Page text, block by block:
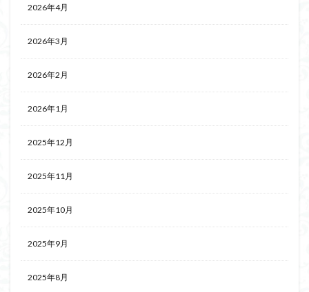
2026年4月
2026年3月
2026年2月
2026年1月
2025年12月
2025年11月
2025年10月
2025年9月
2025年8月